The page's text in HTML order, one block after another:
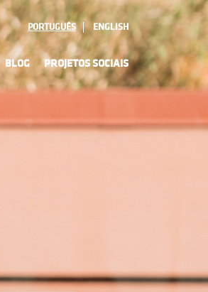
PORTUGUÊS ENGLISH
BLOG PROJETOS SOCIAIS